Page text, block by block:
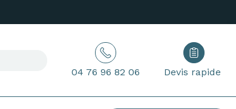
04 76 96 82 06 Devis rapide